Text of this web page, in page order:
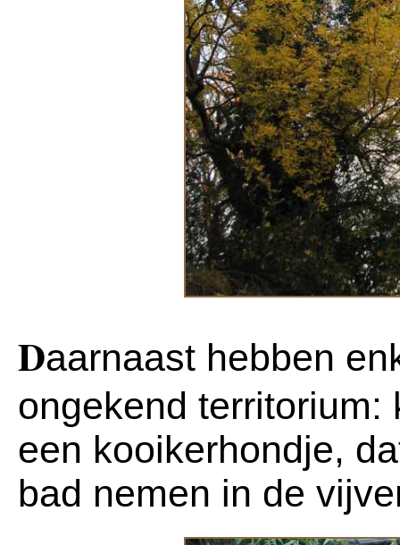
Daarnaast hebben
ongekend territorium:
een kooikerhondje,
bad nemen in de